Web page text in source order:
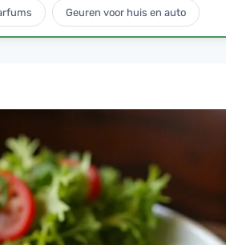
Geuren voor huis en auto